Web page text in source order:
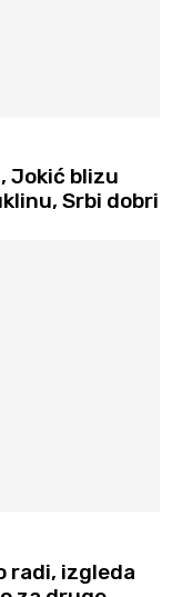
Jokić blizu
Srbi dobri
radi, izgleda